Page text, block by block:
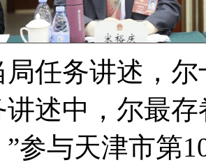
任务讲述，
讲述中，尔最
”参与天津市第